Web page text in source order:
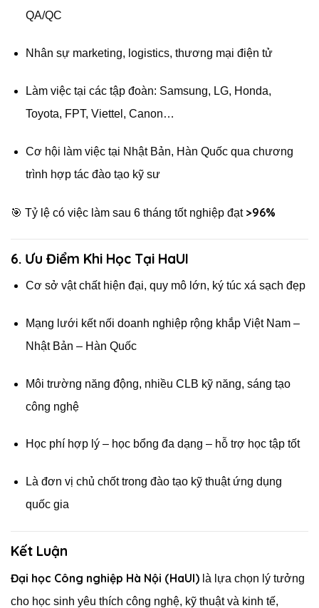
QA/QC
Nhân sự marketing, logistics, thương mại điện tử
Làm việc tại các tập đoàn: Samsung, LG, Honda,
Toyota, FPT, Viettel, Canon…
Cơ hội làm việc tại Nhật Bản, Hàn Quốc qua chương
trình hợp tác đào tạo kỹ sư
🎯 Tỷ lệ có việc làm sau 6 tháng tốt nghiệp đạt >96%
6. Ưu Điểm Khi Học Tại HaUI
Cơ sở vật chất hiện đại, quy mô lớn, ký túc xá sạch đẹp
Mạng lưới kết nối doanh nghiệp rộng khắp Việt Nam –
Nhật Bản – Hàn Quốc
Môi trường năng động, nhiều CLB kỹ năng, sáng tạo
công nghệ
Học phí hợp lý – học bổng đa dạng – hỗ trợ học tập tốt
Là đơn vị chủ chốt trong đào tạo kỹ thuật ứng dụng
quốc gia
Kết Luận
Đại học Công nghiệp Hà Nội (HaUI) là lựa chọn lý tưởng
cho học sinh yêu thích công nghệ, kỹ thuật và kinh tế,